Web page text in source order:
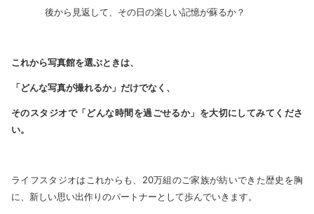
後から見返して、その日の楽しい記憶が蘇るか？
これから写真館を選ぶときは、
「どんな写真が撮れるか」だけでなく、
そのスタジオで「どんな時間を過ごせるか」を大切にしてみてくださ
い。
ライフスタジオはこれからも、20万組のご家族が紡いできた歴史を胸
に、新しい思い出作りのパートナーとして歩んでいきます。